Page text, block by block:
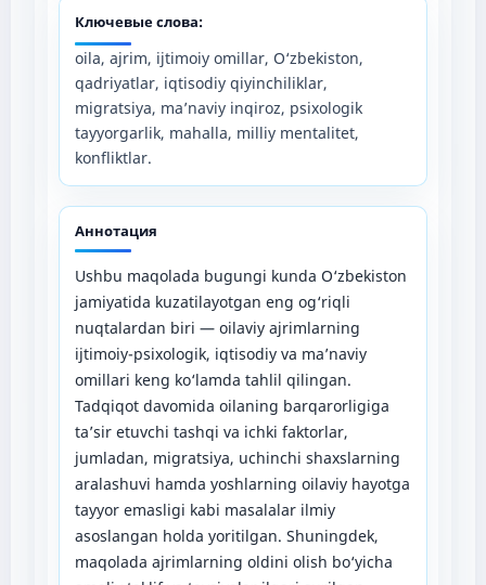
Ключевые слова:
oila, ajrim, ijtimoiy omillar, O‘zbekiston,
qadriyatlar, iqtisodiy qiyinchiliklar,
migratsiya, ma’naviy inqiroz, psixologik
tayyorgarlik, mahalla, milliy mentalitet,
konfliktlar.
Аннотация
Ushbu maqolada bugungi kunda O‘zbekiston
jamiyatida kuzatilayotgan eng og‘riqli
nuqtalardan biri — oilaviy ajrimlarning
ijtimoiy-psixologik, iqtisodiy va ma’naviy
omillari keng ko‘lamda tahlil qilingan.
Tadqiqot davomida oilaning barqarorligiga
ta’sir etuvchi tashqi va ichki faktorlar,
jumladan, migratsiya, uchinchi shaxslarning
aralashuvi hamda yoshlarning oilaviy hayotga
tayyor emasligi kabi masalalar ilmiy
asoslangan holda yoritilgan. Shuningdek,
maqolada ajrimlarning oldini olish bo‘yicha